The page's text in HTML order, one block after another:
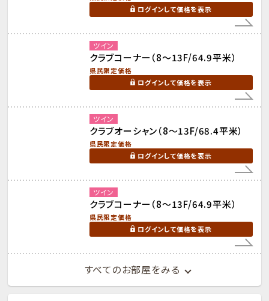
ログインして価格を表示
ツイン
クラブコーナー（8～13F/64.9平米）
県民限定価格
ログインして価格を表示
ツイン
クラブオーシャン（8～13F/68.4平米）
県民限定価格
ログインして価格を表示
ツイン
クラブコーナー（8～13F/64.9平米）
県民限定価格
ログインして価格を表示
すべてのお部屋をみる